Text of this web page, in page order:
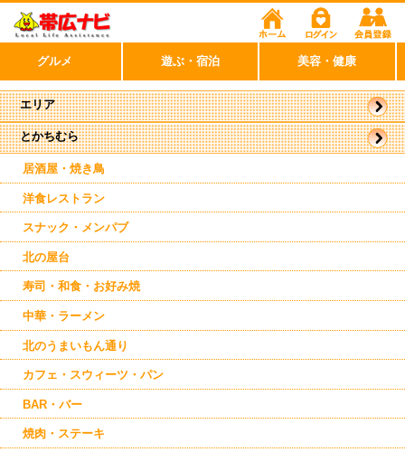
とかちむら
居酒屋・焼き鳥
洋食レストラン
スナック・メンパブ
北の屋台
寿司・和食・お好み焼
中華・ラーメン
北のうまいもん通り
カフェ・スウィーツ・パン
BAR・バー
焼肉・ステーキ
エリア
帯広市
駅近郊
グルメ 遊ぶ・宿泊 美容・健康